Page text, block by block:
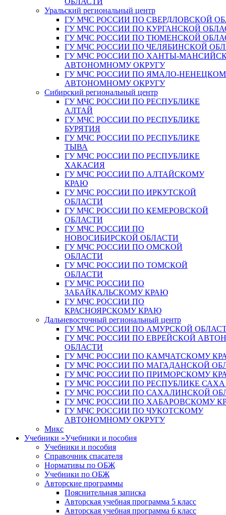
Уральский региональный центр
ГУ МЧС РОССИИ ПО СВЕРДЛОВСКОЙ
ГУ МЧС РОССИИ ПО КУРГАНСКОЙ
ГУ МЧС РОССИИ ПО ТЮМЕНСКОЙ
ГУ МЧС РОССИИ ПО ЧЕЛЯБИНСКОЙ
ГУ МЧС РОССИИ ПО ХАНТЫ-
АВТОНОМНОМУ ОКРУГУ
ГУ МЧС РОССИИ ПО ЯМАЛО-
АВТОНОМНОМУ ОКРУГУ
Сибирский региональный центр
ГУ МЧС РОССИИ ПО РЕСПУБЛИКЕ
АЛТАЙ
ГУ МЧС РОССИИ ПО РЕСПУБЛИКЕ
БУРЯТИЯ
ГУ МЧС РОССИИ ПО РЕСПУБЛИКЕ
ТЫВА
ГУ МЧС РОССИИ ПО РЕСПУБЛИКЕ
ХАКАСИЯ
ГУ МЧС РОССИИ ПО АЛТАЙСКОМУ
КРАЮ
ГУ МЧС РОССИИ ПО ИРКУТСКОЙ
ОБЛАСТИ
ГУ МЧС РОССИИ ПО КЕМЕРОВСКОЙ
ОБЛАСТИ
ГУ МЧС РОССИИ ПО
НОВОСИБИРСКОЙ ОБЛАСТИ
ГУ МЧС РОССИИ ПО ОМСКОЙ
ОБЛАСТИ
ГУ МЧС РОССИИ ПО ТОМСКОЙ
ОБЛАСТИ
ГУ МЧС РОССИИ ПО
ЗАБАЙКАЛЬСКОМУ КРАЮ
ГУ МЧС РОССИИ ПО
КРАСНОЯРСКОМУ КРАЮ
Дальневосточный региональный центр
ГУ МЧС РОССИИ ПО АМУРСКОЙ
ГУ МЧС РОССИИ ПО ЕВРЕЙСКОЙ
ОБЛАСТИ
ГУ МЧС РОССИИ ПО КАМЧАТСКОМУ
ГУ МЧС РОССИИ ПО МАГАДАНСКОЙ
ГУ МЧС РОССИИ ПО ПРИМОРСКОМУ
ГУ МЧС РОССИИ ПО РЕСПУБЛИКЕ
ГУ МЧС РОССИИ ПО САХАЛИНСКОЙ
ГУ МЧС РОССИИ ПО ХАБАРОВСКОМУ
ГУ МЧС РОССИИ ПО ЧУКОТСКОМУ
АВТОНОМНОМУ ОКРУГУ
Микс
Учебники »Учебники и пособия
Учебники и пособия
Справочник спасателя
Нормативы по ОБЖ
Учебники по ОБЖ
Авторские программы
Пояснительная записка
Авторская учебная программа 5 класс
Авторская учебная программа 6 класс